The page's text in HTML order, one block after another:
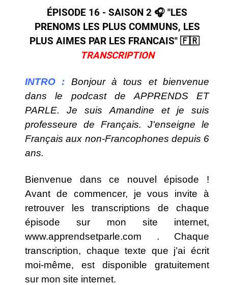
ÉPISODE 16 - SAISON 2 🎧​ "LES
PRENOMS LES PLUS COMMUNS, LES
PLUS AIMES PAR LES FRANCAIS"​ ​🇫🇷​ ​
TRANSCRIPTION
INTRO :
Bonjour à tous et bienvenue
dans le podcast de APPRENDS ET
PARLE. Je suis Amandine et je suis
professeure de Français. J'enseigne le
Français aux non-Francophones depuis 6
ans.
Bienvenue dans ce nouvel épisode !
Avant de commencer, je vous invite à
retrouver les transcriptions de chaque
épisode sur mon site internet,
www.apprendsetparle.com . Chaque
transcription, chaque texte que j’ai écrit
moi-même, est disponible gratuitement
sur mon site internet.